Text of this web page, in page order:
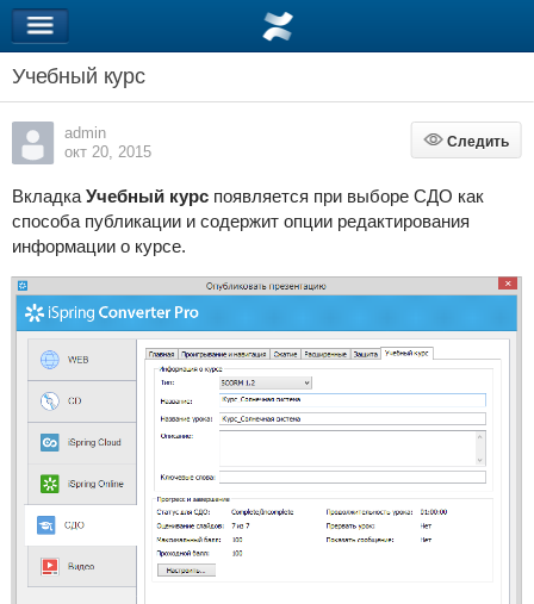
Учебный курс
admin
окт 20, 2015
Следить
Следить
Вкладка Учебный курспоявляется при выборе СДО как
способа публикации и содержит опции редактирования
информации о курсе.